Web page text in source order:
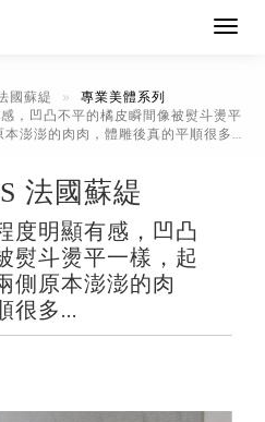
國蘇緹
專業美體系列
，凹凸不平的橘皮瞬間像被熨斗燙平
澎澎的肉肉，體雕後真的平順很多...
法國蘇緹
度明顯有感，凹凸
熨斗燙平一樣，起
側原本澎澎的肉
很多...